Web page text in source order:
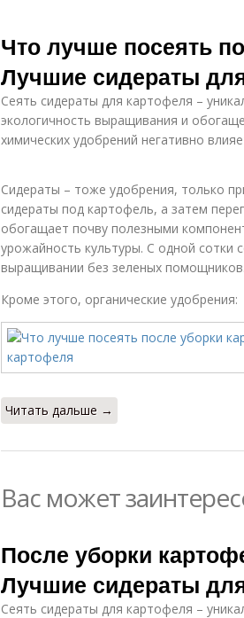
Что лучше посеять
Лучшие сидераты
Сеять сидераты для картофеля –
экологичность выращивания и
химических удобрений негативно
Сидераты – тоже удобрения, только
сидераты под картофель, а затем
обогащает почву полезными
урожайность культуры. С одной сотки
выращивании без зеленых помощников.
Кроме этого, органические удобрения:
Читать дальше →
Вас может
После уборки
Лучшие сидераты
Сеять сидераты для картофеля –